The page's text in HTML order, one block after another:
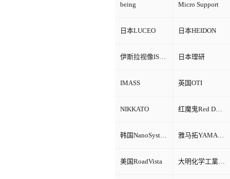
being Micro Support
日本LUCEO 日本HEIDON
伊斯拉视像ISRA VISION 日本理研
IMASS 英国OTI
NIKKATO 红魔鬼Red Devil
韩国NanoSystem 雅马拓YAMATO
美国RoadVista 大明化学工業株式会社